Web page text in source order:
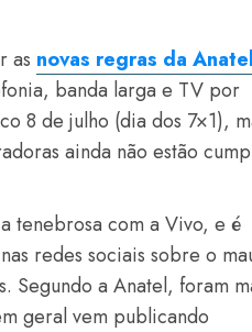
as novas regras da Anatel
banda larga e TV por
8 de julho (dia dos 7×1),
ainda não estão
tenebrosa com a Vivo, e é
redes sociais sobre o
Segundo a Anatel, foram
geral vem publicando